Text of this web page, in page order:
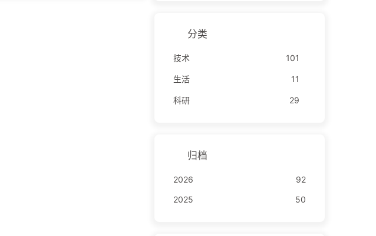
分类
技术 101
生活 11
科研 29
归档
2026
92
2025
50